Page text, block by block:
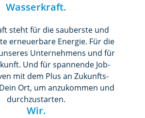
Wasserkraft.
steht für die sauberste und
erneuerbare Energie. Für die
Unternehmens und für
Und für spannende Job-
mit dem Plus an Zukunfts-
Ort, um anzukommen und
durchzustarten.
Wir.